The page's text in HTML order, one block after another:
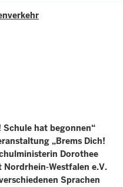
Schule hat begonnen“
„Brems Dich!
Dorothee
Nordrhein-Westfalen e.V.
Sprachen